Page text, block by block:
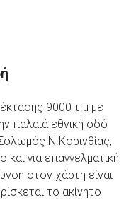
9000 τ.μ με
παλαιά εθνική οδό
Ν.Κορινθίας,
και για επαγγελματική
στον χάρτη είναι
το ακίνητο